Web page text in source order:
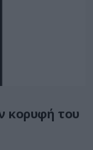
κορυφή του